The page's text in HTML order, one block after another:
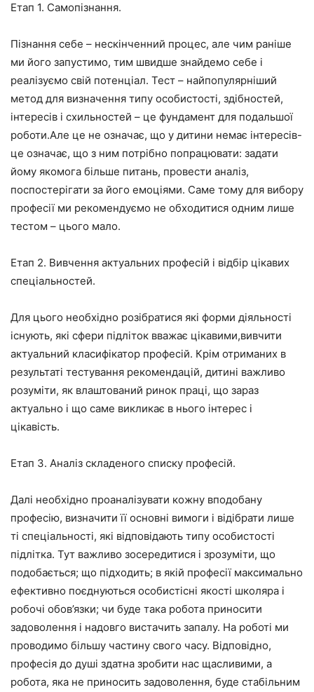
Етап 1. Самопізнання.
Пізнання себе – нескінченний процес, але чим раніше
ми його запустимо, тим швидше знайдемо себе і
реалізуємо свій потенціал. Тест – найпопулярніший
метод для визначення типу особистості, здібностей,
інтересів і схильностей – це фундамент для подальшої
роботи.Але це не означає, що у дитини немає інтересів-
це означає, що з ним потрібно попрацювати: задати
йому якомога більше питань, провести аналіз,
поспостерігати за його емоціями. Саме тому для вибору
професії ми рекомендуємо не обходитися одним лише
тестом – цього мало.
Етап 2. Вивчення актуальних професій і відбір цікавих
спеціальностей.
Для цього необхідно розібратися які форми діяльності
існують, які сфери підліток вважає цікавими,вивчити
актуальний класифікатор професій. Крім отриманих в
результаті тестування рекомендацій, дитині важливо
розуміти, як влаштований ринок праці, що зараз
актуально і що саме викликає в нього інтерес і
цікавість.
Етап 3. Аналіз складеного списку професій.
Далі необхідно проаналізувати кожну вподобану
професію, визначити її основні вимоги і відібрати лише
ті спеціальності, які відповідають типу особистості
підлітка. Тут важливо зосередитися і зрозуміти, що
подобається; що підходить; в якій професії максимально
ефективно поєднуються особистісні якості школяра і
робочі обов’язки; чи буде така робота приносити
задоволення і надовго вистачить запалу. На роботі ми
проводимо більшу частину свого часу. Відповідно,
професія до душі здатна зробити нас щасливими, а
робота, яка не приносить задоволення, буде стабільним